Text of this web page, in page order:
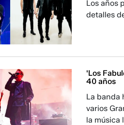
Los años
detalles
'Los
40 años
La banda
varios
la música